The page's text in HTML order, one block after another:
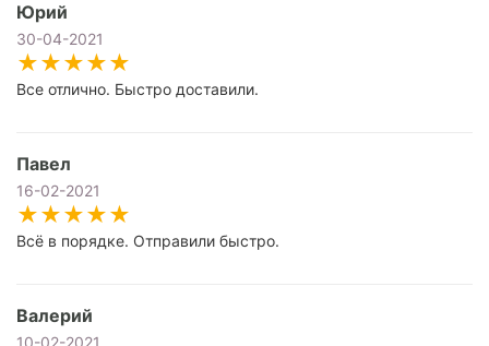
Юрий
30-04-2021
Все отлично. Быстро доставили.
Павел
16-02-2021
Всё в порядке. Отправили быстро.
Валерий
10-02-2021